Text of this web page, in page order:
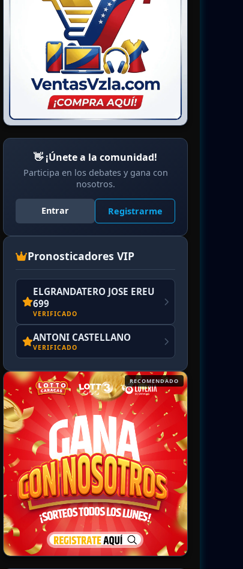
👋 ¡Únete a la comunidad!
Participa en los debates y gana con
nosotros.
Entrar Registrarme
Pronosticadores VIP
ELGRANDATERO JOSE EREU
699
VERIFICADO
ANTONI CASTELLANO
VERIFICADO
RECOMENDADO